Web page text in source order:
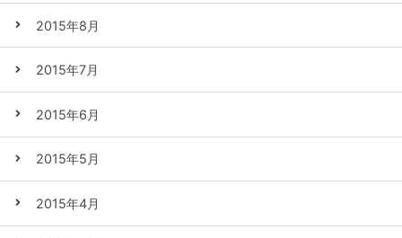
2015年8月
2015年7月
2015年6月
2015年5月
2015年4月